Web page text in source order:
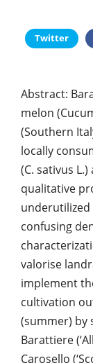
Twitter
Abstract:
melon
(Southern
locally
(C. sativus
qualitative
underutilized
confusing
valorise
implement
cultivation
(summer) by
Barattiere
Carosello